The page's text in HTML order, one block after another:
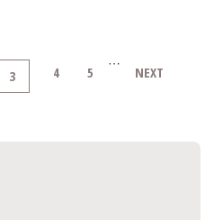
3 4 5 … NEXT